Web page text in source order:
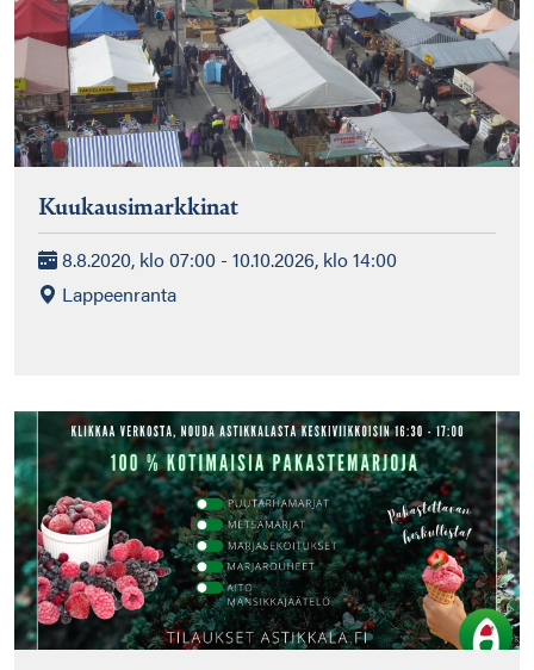
Kuukausimarkkinat
8.8.2020, klo 07:00 - 10.10.2026, klo 14:00
Lappeenranta